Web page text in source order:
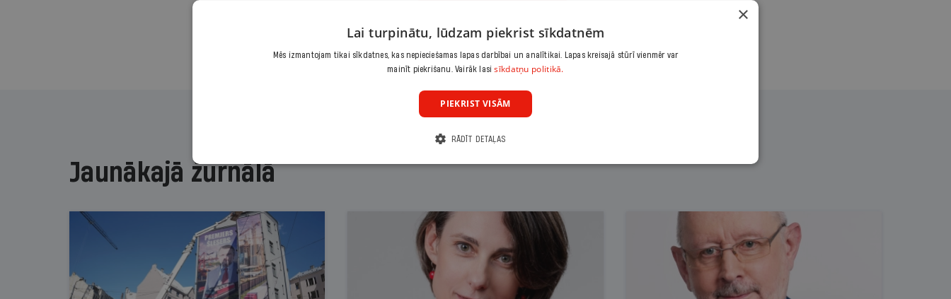
Citas abonēšanas iespējas meklē šeit
Jaunākajā žurnālā
×
Lai turpinātu, lūdzam piekrist sīkdatnēm
Mēs izmantojam tikai sīkdatnes, kas nepieciešamas lapas darbībai un analītikai. Lapas kreisajā stūrī vienmēr var
mainīt piekrišanu. Vairāk lasisīkdatņu politikā.
PIEKRIST VISĀM
RĀDĪT DETAĻAS